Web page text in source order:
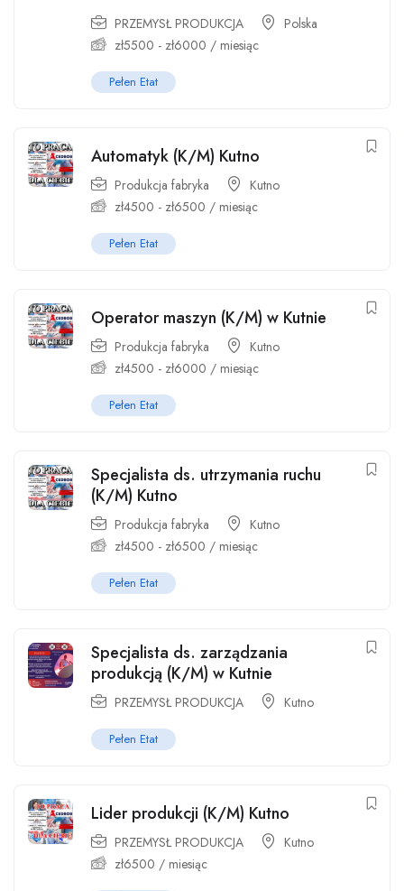
PRZEMYSŁ PRODUKCJA
Polska
zł5500 - zł6000 / miesiąc
Pełen Etat
Automatyk (K/M) Kutno
Produkcja fabryka
Kutno
zł4500 - zł6500 / miesiąc
Pełen Etat
Operator maszyn (K/M) w Kutnie
Produkcja fabryka
Kutno
zł4500 - zł6000 / miesiąc
Pełen Etat
Specjalista ds. utrzymania ruchu
(K/M) Kutno
Produkcja fabryka
Kutno
zł4500 - zł6500 / miesiąc
Pełen Etat
Specjalista ds. zarządzania
produkcją (K/M) w Kutnie
PRZEMYSŁ PRODUKCJA Kutno
Pełen Etat
Lider produkcji (K/M) Kutno
PRZEMYSŁ PRODUKCJA
Kutno
zł6500 / miesiąc